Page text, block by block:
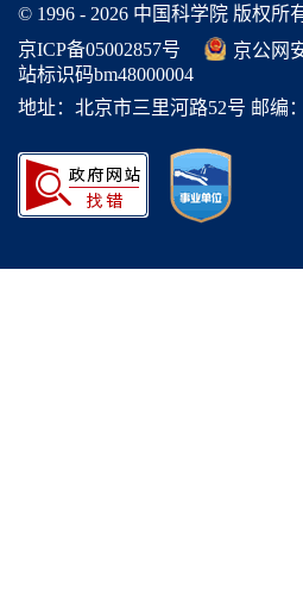
© 1996 - 2026 中国科学院 版权所
京ICP备05002857号
京公网
站标识码bm48000004
地址：北京市三里河路52号 邮编